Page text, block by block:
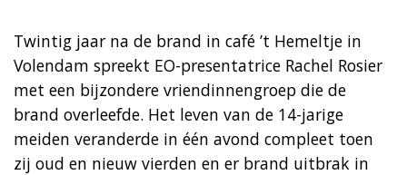
Twintig jaar na de brand in café ’t Hemeltje in
Volendam spreekt EO-presentatrice Rachel Rosier
met een bijzondere vriendinnengroep die de
brand overleefde. Het leven van de 14-jarige
meiden veranderde in één avond compleet toen
zij oud en nieuw vierden en er brand uitbrak in